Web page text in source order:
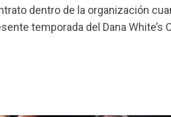
dentro de la organización
temporada del Dana White’s